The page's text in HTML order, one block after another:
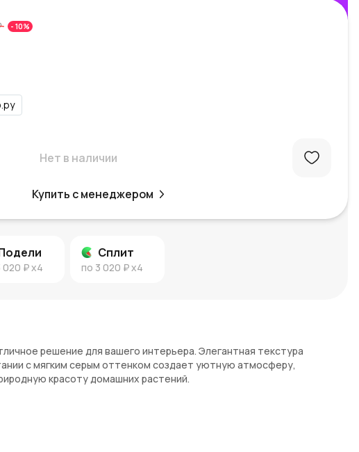
- 10%
Нет в наличии
Купить с менеджером
020 ₽x4
Сплит
по 3 020 ₽x4
решение для вашего интерьера. Элегантная текстура
с мягким серым оттенком создает уютную атмосферу,
красоту домашних растений.